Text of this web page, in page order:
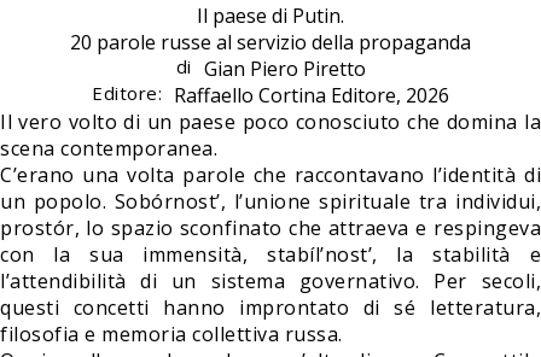
Il paese di Putin.
20 parole russe al servizio della propaganda
di Gian Piero Piretto
Editore: Raffaello Cortina Editore, 2026
Il vero volto di un paese poco conosciuto che domina la
scena contemporanea.
C’erano una volta parole che raccontavano l’identità di
un popolo. Sobórnost’, l’unione spirituale tra individui,
prostór, lo spazio sconfinato che attraeva e respingeva
con la sua immensità, stabíl’nost’, la stabilità e
l’attendibilità di un sistema governativo. Per secoli,
questi concetti hanno improntato di sé letteratura,
filosofia e memoria collettiva russa.